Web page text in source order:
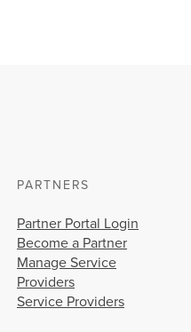
PARTNERS
Partner Portal Login
Become a Partner
Manage Service
Providers
Service Providers